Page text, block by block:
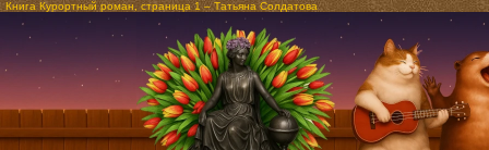
Книга Курортный роман, страница 1 – Татьяна Солдатова